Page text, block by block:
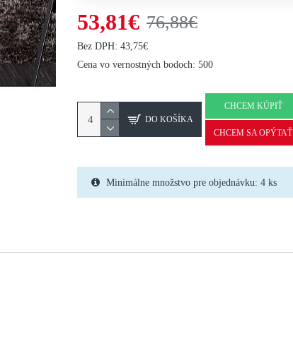
53,81€ 76,88€
Bez DPH: 43,75€
Cena vo vernostných bodoch: 500
DO KOŠÍKA
CHCEM KÚPIŤ
CHCEM SA OPÝTAŤ
Minimálne množstvo pre objednávku: 4 ks